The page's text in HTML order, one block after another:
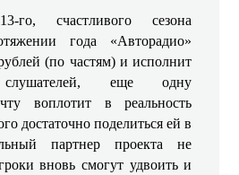
го, счастливого сезона
года «Авторадио»
(по частям) и исполнит
еще одну
воплотит в реальность
достаточно поделиться ей в
партнер проекта не
вновь смогут удвоить и